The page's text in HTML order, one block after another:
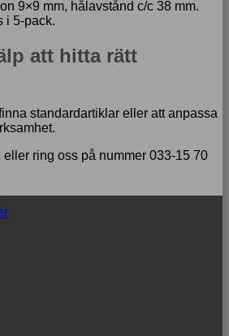
9×9 mm, hålavstånd c/c 38 mm.
i 5-pack.
att hitta rätt
standardartiklar eller att anpassa
ring oss på nummer 033-15 70